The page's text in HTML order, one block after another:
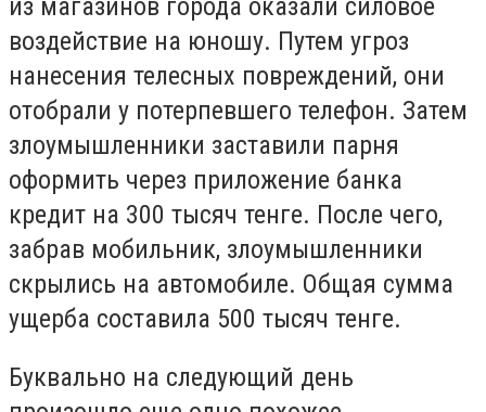
из магазинов города оказали силовое
воздействие на юношу. Путем угроз
нанесения телесных повреждений, они
отобрали у потерпевшего телефон. Затем
злоумышленники заставили парня
оформить через приложение банка
кредит на 300 тысяч тенге. После чего,
забрав мобильник, злоумышленники
скрылись на автомобиле. Общая сумма
ущерба составила 500 тысяч тенге.
Буквально на следующий день